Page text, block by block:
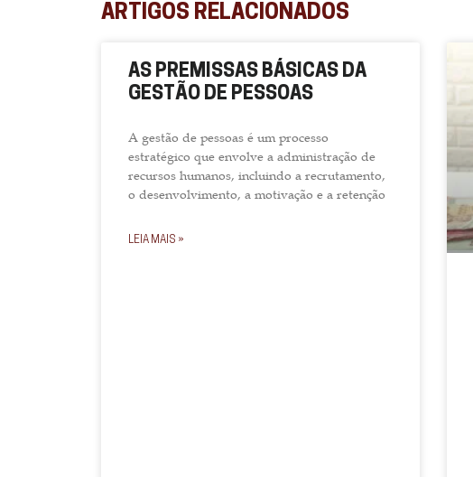
ARTIGOS RELACIONADOS
AS PREMISSAS BÁSICAS DA
GESTÃO DE PESSOAS
A gestão de pessoas é um processo
estratégico que envolve a administração de
recursos humanos, incluindo a recrutamento,
o desenvolvimento, a motivação e a retenção
LEIA MAIS »